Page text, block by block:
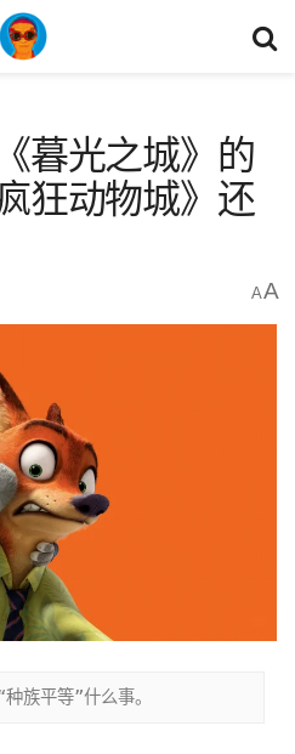
暮光之城》的
狂动物城》还
AA
族平等”什么事。